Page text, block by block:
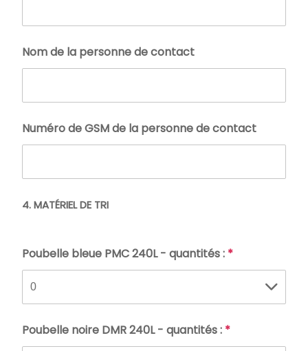
Nom de la personne de contact
Numéro de GSM de la personne de contact
4. MATÉRIEL DE TRI
Poubelle bleue PMC 240L - quantités : *
Poubelle noire DMR 240L - quantités : *